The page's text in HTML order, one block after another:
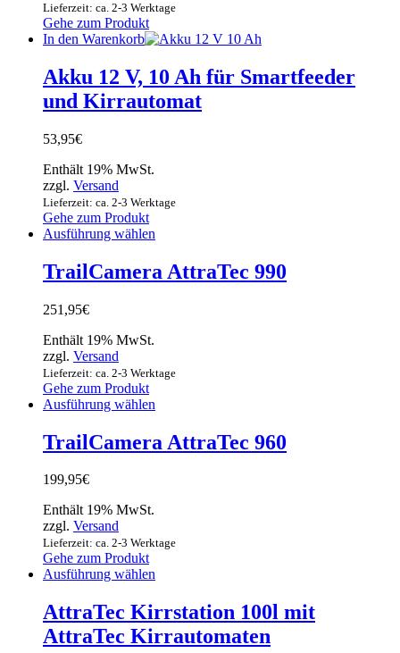
Lieferzeit: ca. 2-3 Werktage
Gehe zum Produkt
In den Warenkorb
Akku 12 V, 10 Ah für Smartfeeder
und Kirrautomat
53,95€
Enthält 19% MwSt.
zzgl. Versand
Lieferzeit: ca. 2-3 Werktage
Gehe zum Produkt
Ausführung wählen
TrailCamera AttraTec 990
251,95€
Enthält 19% MwSt.
zzgl. Versand
Lieferzeit: ca. 2-3 Werktage
Gehe zum Produkt
Ausführung wählen
TrailCamera AttraTec 960
199,95€
Enthält 19% MwSt.
zzgl. Versand
Lieferzeit: ca. 2-3 Werktage
Gehe zum Produkt
Ausführung wählen
AttraTec Kirrstation 100l mit
AttraTec Kirrautomaten